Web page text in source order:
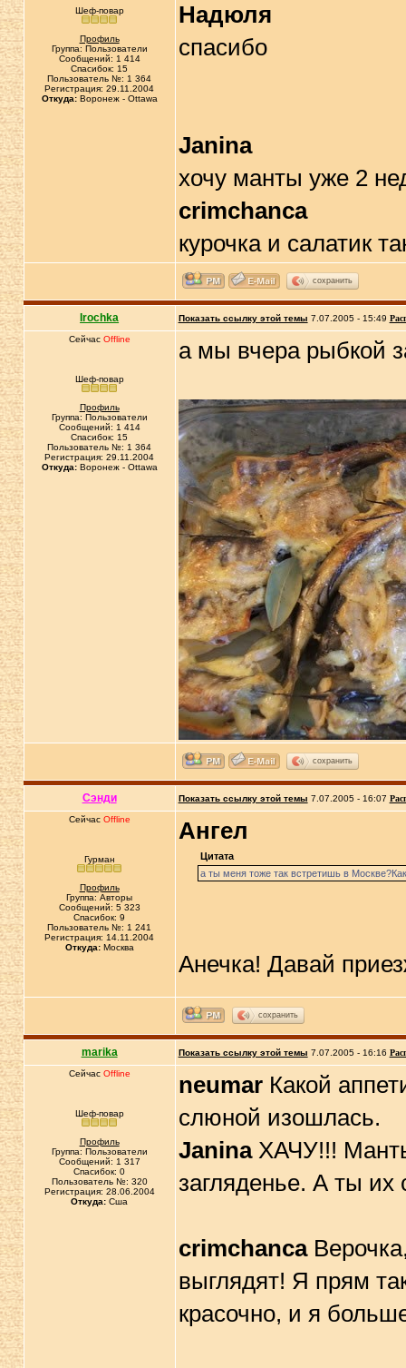
Шеф-повар
Профиль
Группа: Пользователи
Сообщений: 1 414
Спасибок: 15
Пользователь №: 1 364
Регистрация: 29.11.2004
Откуда:Воронеж - Ottawa
Надюля
спасибо
Janina
хочу манты уже 2
crimchanca
курочка и салатик
сохранить
Irochka Показать ссылку этой темы 7.07.2005 - 15:49
Сейчас Offline
Шеф-повар
Профиль
Группа: Пользователи
Сообщений: 1 414
Спасибок: 15
Пользователь №: 1 364
Регистрация: 29.11.2004
Откуда:Воронеж - Ottawa
а мы вчера рыбкой
сохранить
Сэнди Показать ссылку этой темы 7.07.2005 - 16:07
Сейчас Offline
Гурман
Профиль
Группа: Авторы
Сообщений: 5 323
Спасибок: 9
Пользователь №: 1 241
Регистрация: 14.11.2004
Откуда:Москва
Ангел
Цитата
а ты меня тоже так встретишь в
Анечка! Давай
сохранить
marika Показать ссылку этой темы 7.07.2005 - 16:16
Сейчас Offline
Шеф-повар
Профиль
Группа: Пользователи
Сообщений: 1 317
Спасибок: 0
Пользователь №: 320
Регистрация: 28.06.2004
Откуда: Сша
neumarКакой
слюной изошлась.
JaninaХАЧУ!!! Манты
загляденье. А ты
crimchanca
выглядят! Я прям
красочно, и я